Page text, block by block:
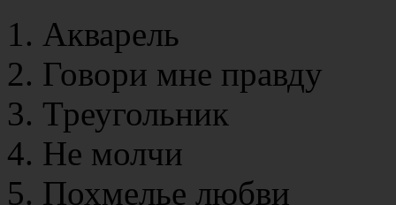
Акварель
Говори мне правду
Треугольник
Не молчи
Похмелье любви